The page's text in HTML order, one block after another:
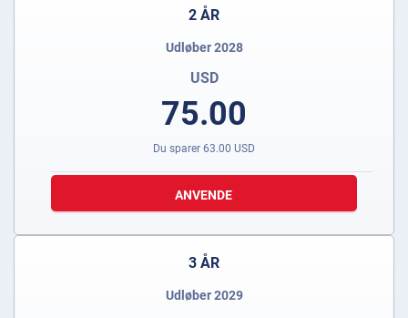
2 ÅR
Udløber 2028
USD
75.00
Du sparer 63.00 USD
ANVENDE
3 ÅR
Udløber 2029